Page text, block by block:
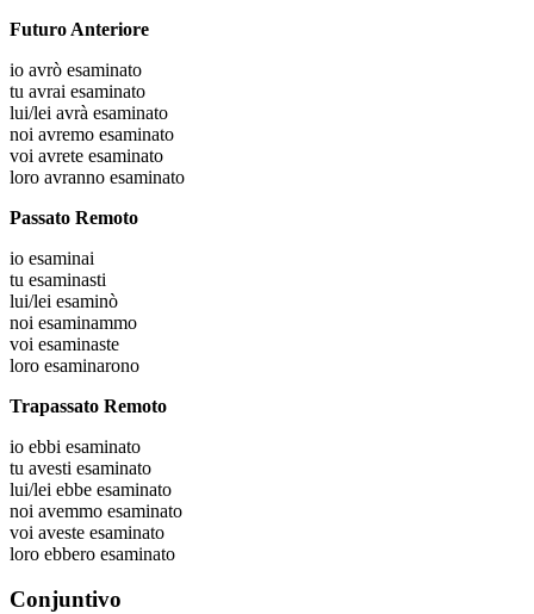
Futuro Anteriore
io avrò esaminato
tu avrai esaminato
lui/lei avrà esaminato
noi avremo esaminato
voi avrete esaminato
loro avranno esaminato
Passato Remoto
io esaminai
tu esaminasti
lui/lei esaminò
noi esaminammo
voi esaminaste
loro esaminarono
Trapassato Remoto
io ebbi esaminato
tu avesti esaminato
lui/lei ebbe esaminato
noi avemmo esaminato
voi aveste esaminato
loro ebbero esaminato
Conjuntivo